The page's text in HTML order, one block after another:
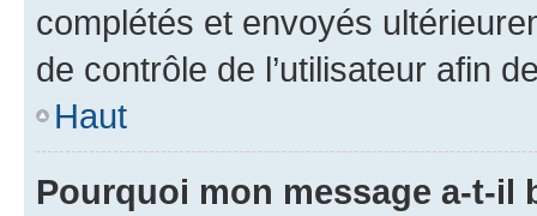
complétés et envoyés
de contrôle de l’utilisateur afin
Haut
Pourquoi mon message a-t-il